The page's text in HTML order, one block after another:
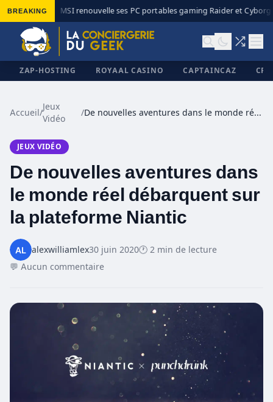
BREAKING MSI renouvelle ses PC portables gaming Raider et Cyborg
ZAP-HOSTING ROYAAL CASINO CAPTAINCAZ
Accueil/
Jeux
Vidéo
/ De nouvelles aventures dans le monde réel débarquent sur la plateforme Niantic
JEUX VIDÉO
De nouvelles aventures dans
le monde réel débarquent sur
la plateforme Niantic
alexwilliamlex30 juin 2020🕐 2 min de lecture
💬 Aucun commentaire